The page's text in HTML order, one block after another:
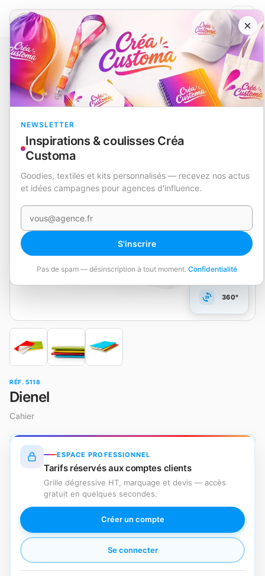
×
NEWSLETTER
Inspirations & coulisses Créa
Customa
Goodies, textiles et kits personnalisés — recevez nos actus
et idées campagnes pour agences d'influence.
Votre e-mail
S'inscrire
Pas de spam — désinscription à tout moment. Confidentialité
Catalogue Dienel
EN STOCK
360°
RÉF. 5118
Dienel
Cahier
ESPACE PROFESSIONNEL
Tarifs réservés aux comptes clients
Grille dégressive HT, marquage et devis — accès
gratuit en quelques secondes.
Créer un compte
Se connecter